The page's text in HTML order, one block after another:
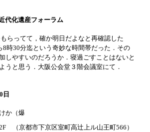
代化遺産フォーラム
らってて，確か明日だよなと再確認した
8時30分迄という奇妙な時間帯だった．その
しやすいのだろうか．寝過ごすことはないと
うと思う．大阪公会堂３階会議室にて．
日
か（爆
（京都市下京区室町高辻上ル山王町566）